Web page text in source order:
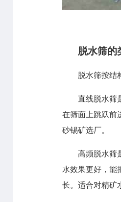
脱水筛的
脱水筛按结
直线脱水筛
在筛面上跳跃前
砂锡矿选厂。
高频脱水筛
水效果更好，能
长。适合对精矿